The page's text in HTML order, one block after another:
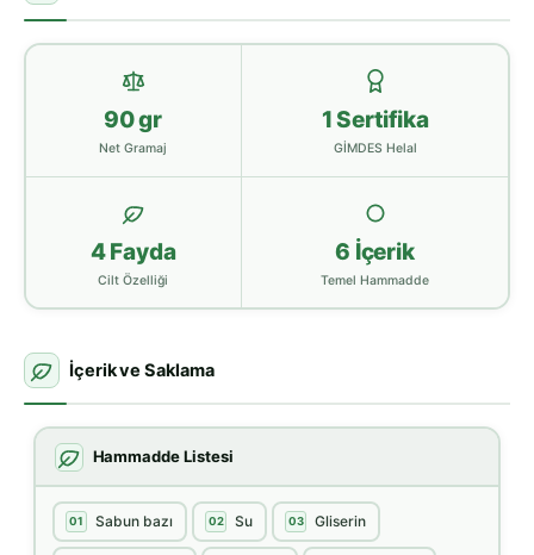
90 gr
Net Gramaj
1 Sertifika
GİMDES Helal
4 Fayda
Cilt Özelliği
6 İçerik
Temel Hammadde
İçerik ve Saklama
Hammadde Listesi
01 Sabun bazı 02 Su 03 Gliserin